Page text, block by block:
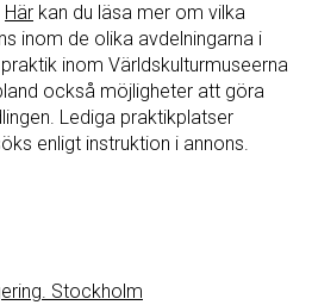
Här kan du läsa mer om vilka
inom de olika avdelningarna i
inom Världskulturmuseerna
också möjligheter att göra
Lediga praktikplatser
enligt instruktion i annons.
Stockholm